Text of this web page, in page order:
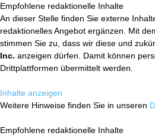
Empfohlene redaktionelle Inhalte
An dieser Stelle finden Sie externe
redaktionelles Angebot ergänzen. Mit
stimmen Sie zu, dass wir diese und
Inc. anzeigen dürfen. Damit können
Drittplattformen übermittelt werden.
Inhalte anzeigen
Weitere Hinweise finden Sie in unseren
Empfohlene redaktionelle Inhalte